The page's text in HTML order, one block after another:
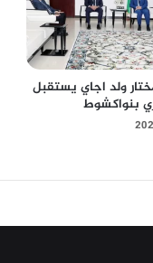
ولد اجاي يستقبل
بنواكشوط